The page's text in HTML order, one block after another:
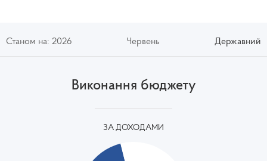
Станом на: 2026 Червень Державний
Виконання бюджету
ЗА ДОХОДАМИ